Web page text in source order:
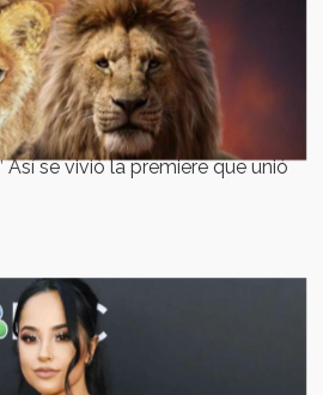
Así se vivió la premiere que unió